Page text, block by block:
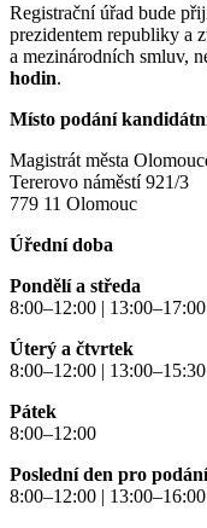
Registrační úřad bude
prezidentem republiky a
a mezinárodních smluv,
hodin.
Místo podání
Magistrát města
Tererovo náměstí 921/3
779 11 Olomouc
Úřední doba
Pondělí a středa
8:00–12:00 | 13:00–17:00
Úterý a čtvrtek
8:00–12:00 | 13:00–15:30
Pátek
8:00–12:00
Poslední den pro
8:00–12:00 | 13:00–16:00